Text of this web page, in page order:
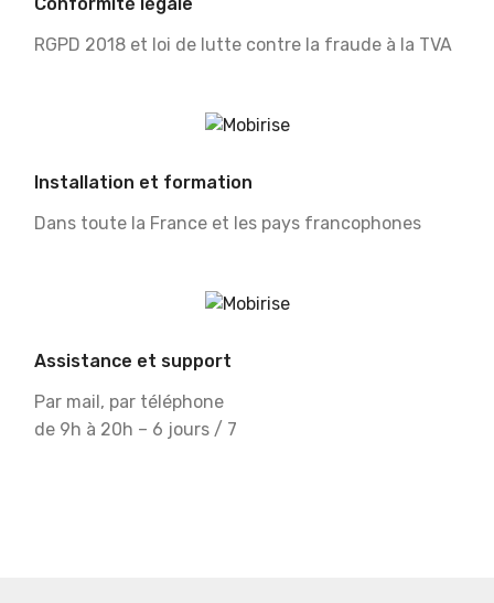
Conformité légale
RGPD 2018 et loi de lutte contre la fraude à la TVA
Installation et formation
Dans toute la France et les pays francophones
Assistance et support
Par mail, par téléphone
de 9h à 20h – 6 jours / 7